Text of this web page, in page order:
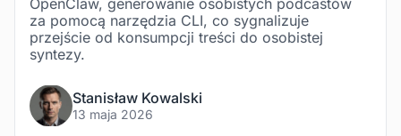
OpenClaw, generowanie osobistych podcastów
za pomocą narzędzia CLI, co sygnalizuje
przejście od konsumpcji treści do osobistej
syntezy.
Stanisław Kowalski
13 maja 2026